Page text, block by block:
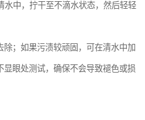
水中，拧干至不滴水状态，然后轻轻
；如果污渍较顽固，可在清水中加
眼处测试，确保不会导致褪色或损